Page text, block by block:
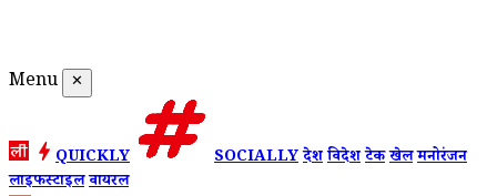
Menu ✕
QUICKLY SOCIALLYदेशविदेशटेकखेलमनोरंजन
लाइफस्टाइलवायरल